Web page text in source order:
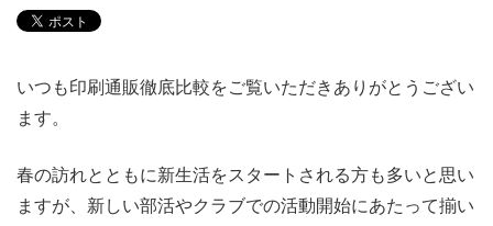
いつも印刷通販徹底比較をご覧いただきありがとうござい
ます。
春の訪れとともに新生活をスタートされる方も多いと思い
ますが、新しい部活やクラブでの活動開始にあたって揃い